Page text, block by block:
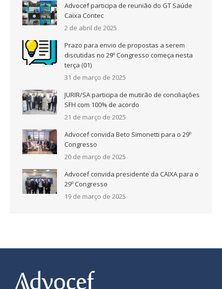
Advocef participa de reunião do GT Saúde
Caixa Contec
2 de abril de 2025
Prazo para envio de propostas a serem
discutidas no 29º Congresso começa nesta
terça (01)
31 de março de 2025
JURIR/SA participa de mutirão de conciliações
SFH com 100% de acordo
21 de março de 2025
Advocef convida Beto Simonetti para o 29º
Congresso
20 de março de 2025
Advocef convida presidente da CAIXA para o
29º Congresso
19 de março de 2025